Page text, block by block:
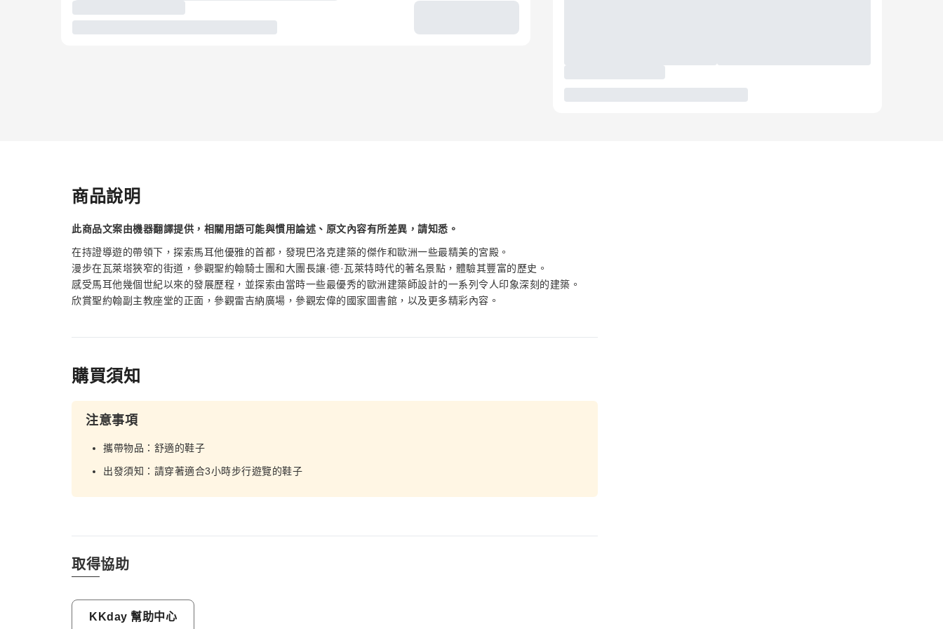
商品說明
此商品文案由機器翻譯提供，相關用語可能與慣用論述、原文內容有所差異，請知悉。
在持證導遊的帶領下，探索馬耳他優雅的首都，發現巴洛克建築的傑作和歐洲一些最精美的宮殿。
漫步在瓦萊塔狹窄的街道，參觀聖約翰騎士團和大團長讓·德·瓦萊特時代的著名景點，體驗其豐富的歷史。
感受馬耳他幾個世紀以來的發展歷程，並探索由當時一些最優秀的歐洲建築師設計的一系列令人印象深刻的建築。
欣賞聖約翰副主教座堂的正面，參觀雷吉納廣場，參觀宏偉的國家圖書館，以及更多精彩內容。
購買須知
注意事項
攜帶物品：舒適的鞋子
出發須知：請穿著適合3小時步行遊覽的鞋子
取得協助
KKday 幫助中心